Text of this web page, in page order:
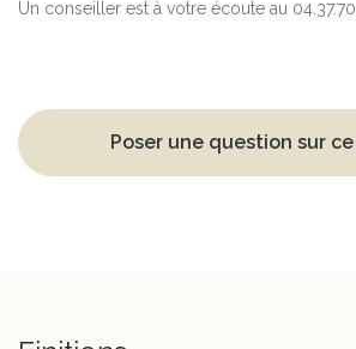
Un conseiller est à votre écoute au
Poser une question sur